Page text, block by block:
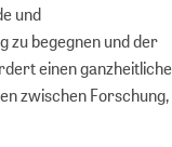
und
zu begegnen und der
einen
zwischen Forschung,